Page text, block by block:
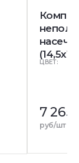
непол.
ЦВЕТ:
7 265
руб/шт